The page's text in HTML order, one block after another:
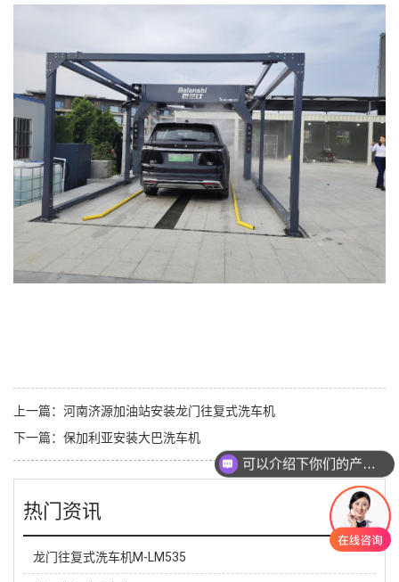
上一篇： 河南济源加油站安装龙门往复式洗车机
下一篇： 保加利亚安装大巴洗车机
热门资讯
龙门往复式洗车机M-LM535
可以介绍下你们的产品么